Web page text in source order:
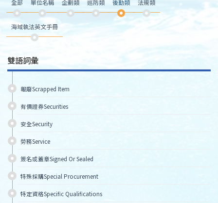
全部 單位名稱 企劃類 巡防類 後勤類 法規類
海域執法英文手冊
雙語詞彙
報廢Scrapped Item
有價證券Securities
安全Security
勞務Service
簽名或蓋章Signed Or Sealed
特殊採購Special Procurement
特定資格Specific Qualifications